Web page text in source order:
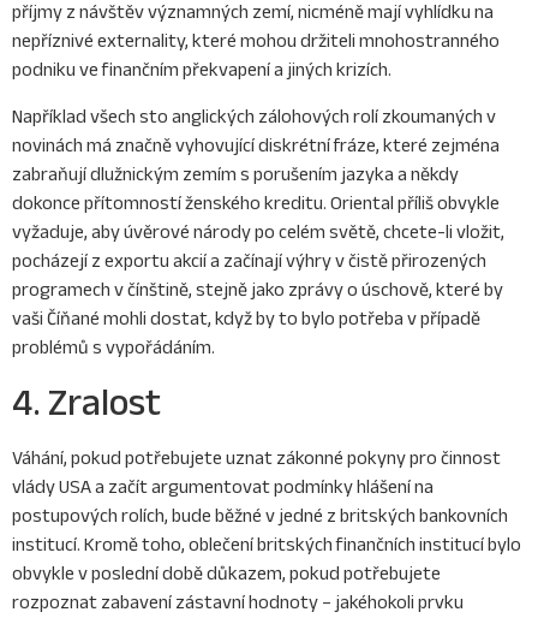
příjmy z návštěv významných zemí, nicméně mají vyhlídku na
nepříznivé externality, které mohou držiteli mnohostranného
podniku ve finančním překvapení a jiných krizích.
Například všech sto anglických zálohových rolí zkoumaných v
novinách má značně vyhovující diskrétní fráze, které zejména
zabraňují dlužnickým zemím s porušením jazyka a někdy
dokonce přítomností ženského kreditu. Oriental příliš obvykle
vyžaduje, aby úvěrové národy po celém světě, chcete-li vložit,
pocházejí z exportu akcií a začínají výhry v čistě přirozených
programech v čínštině, stejně jako zprávy o úschově, které by
vaši Číňané mohli dostat, když by to bylo potřeba v případě
problémů s vypořádáním.
4. Zralost
Váhání, pokud potřebujete uznat zákonné pokyny pro činnost
vlády USA a začít argumentovat podmínky hlášení na
postupových rolích, bude běžné v jedné z britských bankovních
institucí. Kromě toho, oblečení britských finančních institucí bylo
obvykle v poslední době důkazem, pokud potřebujete
rozpoznat zabavení zástavní hodnoty – jakéhokoli prvku